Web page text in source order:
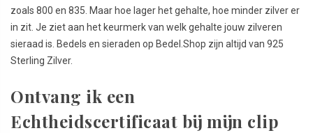
zoals 800 en 835. Maar hoe lager het gehalte, hoe minder zilver er
in zit. Je ziet aan het keurmerk van welk gehalte jouw zilveren
sieraad is. Bedels en sieraden op Bedel.Shop zijn altijd van 925
Sterling Zilver.
Ontvang ik een
Echtheidscertificaat bij mijn clip